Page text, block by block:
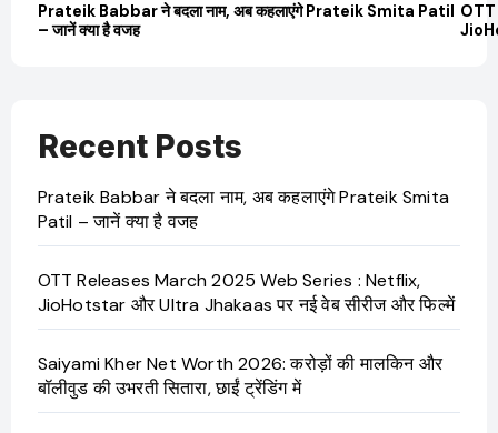
Prateik Babbar ने बदला नाम, अब कहलाएंगे Prateik Smita Patil
– जानें क्या है वजह
Recent Posts
Prateik Babbar ने बदला नाम, अब कहलाएंगे Prateik Smita
Patil – जानें क्या है वजह
OTT Releases March 2025 Web Series : Netflix,
JioHotstar और Ultra Jhakaas पर नई वेब सीरीज और फिल्में
Saiyami Kher Net Worth 2026: करोड़ों की मालकिन और
बॉलीवुड की उभरती सितारा, छाईं ट्रेंडिंग में